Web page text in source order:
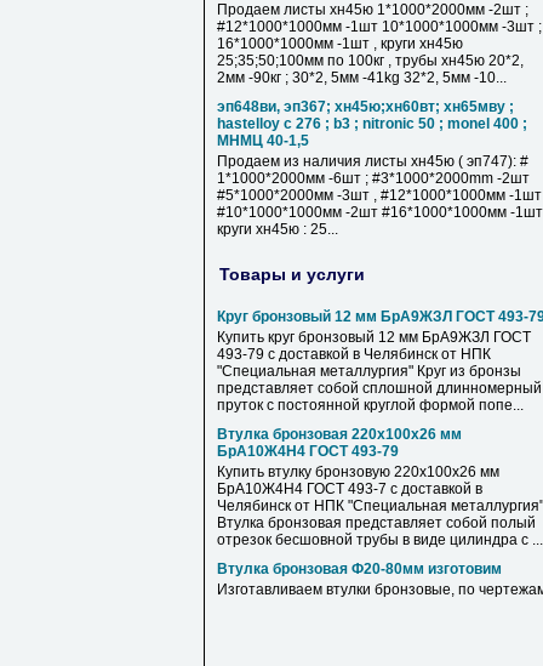
Продаем листы хн45ю 1*1000*2000мм -2шт ;
#12*1000*1000мм -1шт 10*1000*1000мм -3шт ;
16*1000*1000мм -1шт , круги хн45ю
25;35;50;100мм по 100кг , трубы хн45ю 20*2,
2мм -90кг ; 30*2, 5мм -41kg 32*2, 5мм -10...
эп648ви, эп367; хн45ю;хн60вт; хн65мву ;
hastelloy c 276 ; b3 ; nitronic 50 ; monel 400 ;
МНМЦ 40-1,5
Продаем из наличия листы хн45ю ( эп747): #
1*1000*2000мм -6шт ; #3*1000*2000mm -2шт
#5*1000*2000мм -3шт , #12*1000*1000мм -1шт
#10*1000*1000мм -2шт #16*1000*1000мм -
круги хн45ю : 25...
Товары и услуги
Круг бронзовый 12 мм БрА9ЖЗЛ ГОСТ 493-
Купить круг бронзовый 12 мм БрА9ЖЗЛ ГОСТ
493-79 с доставкой в Челябинск от НПК
"Специальная металлургия" Круг из бронзы
представляет собой сплошной длинномерный
пруток с постоянной круглой формой попе...
Втулка бронзовая 220х100х26 мм
БрА10Ж4Н4 ГОСТ 493-79
Купить втулку бронзовую 220х100х26 мм
БрА10Ж4Н4 ГОСТ 493-7 с доставкой в
Челябинск от НПК "Специальная металлургия"
Втулка бронзовая представляет собой полый
отрезок бесшовной трубы в виде цилиндра с ...
Втулка бронзовая Ф20-80мм изготовим
Изготавливаем втулки бронзовые, по